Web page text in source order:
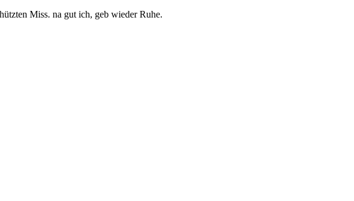
Miss. na gut ich, geb wieder Ruhe.